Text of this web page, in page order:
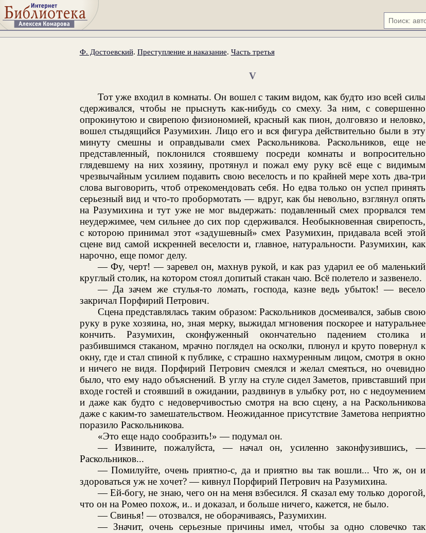
Ф. Достоевский. Преступление и наказание. Часть третья
V
Тот уже входил в комнаты. Он вошел с таким видом, как будто изо всей силы
сдерживался, чтобы не прыснуть как-нибудь со смеху. За ним, с совершенно
опрокинутою и свирепою физиономией, красный как пион, долговязо и неловко,
вошел стыдящийся Разумихин. Лицо его и вся фигура действительно были в эту
минуту смешны и оправдывали смех Раскольникова. Раскольников, еще не
представленный, поклонился стоявшему посреди комнаты и вопросительно
глядевшему на них хозяину, протянул и пожал ему руку всё еще с видимым
чрезвычайным усилием подавить свою веселость и по крайней мере хоть два-три
слова выговорить, чтоб отрекомендовать себя. Но едва только он успел принять
серьезный вид и что-то пробормотать — вдруг, как бы невольно, взглянул опять
на Разумихина и тут уже не мог выдержать: подавленный смех прорвался тем
неудержимее, чем сильнее до сих пор сдерживался. Необыкновенная свирепость,
с которою принимал этот «задушевный» смех Разумихин, придавала всей этой
сцене вид самой искренней веселости и, главное, натуральности. Разумихин, как
нарочно, еще помог делу.
— Фу, черт! — заревел он, махнув рукой, и как раз ударил ее об маленький
круглый столик, на котором стоял допитый стакан чаю. Всё полетело и зазвенело.
— Да зачем же стулья-то ломать, господа, казне ведь убыток! — весело
закричал Порфирий Петрович.
Сцена представлялась таким образом: Раскольников досмеивался, забыв свою
руку в руке хозяина, но, зная мерку, выжидал мгновения поскорее и натуральнее
кончить. Разумихин, сконфуженный окончательно падением столика и
разбившимся стаканом, мрачно поглядел на осколки, плюнул и круто повернул к
окну, где и стал спиной к публике, с страшно нахмуренным лицом, смотря в окно
и ничего не видя. Порфирий Петрович смеялся и желал смеяться, но очевидно
было, что ему надо объяснений. В углу на стуле сидел Заметов, привставший при
входе гостей и стоявший в ожидании, раздвинув в улыбку рот, но с недоумением
и даже как будто с недоверчивостью смотря на всю сцену, а на Раскольникова
даже с каким-то замешательством. Неожиданное присутствие Заметова неприятно
поразило Раскольникова.
«Это еще надо сообразить!» — подумал он.
— Извините, пожалуйста, — начал он, усиленно законфузившись, —
Раскольников...
— Помилуйте, очень приятно-с, да и приятно вы так вошли... Что ж, он и
здороваться уж не хочет? — кивнул Порфирий Петрович на Разумихина.
— Ей-богу, не знаю, чего он на меня взбесился. Я сказал ему только дорогой,
что он на Ромео похож, и.. и доказал, и больше ничего, кажется, не было.
— Свинья! — отозвался, не оборачиваясь, Разумихин.
— Значит, очень серьезные причины имел, чтобы за одно словечко так